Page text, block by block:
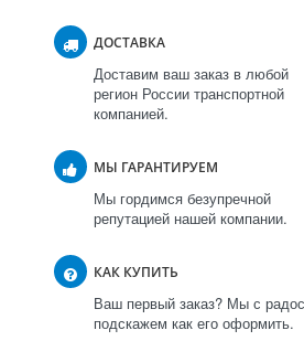
ДОСТАВКА
Доставим ваш заказ в любой
регион России транспортной
компанией.
МЫ ГАРАНТИРУЕМ
Мы гордимся безупречной
репутацией нашей компании.
КАК КУПИТЬ
Ваш первый заказ? Мы с
подскажем как его оформить.